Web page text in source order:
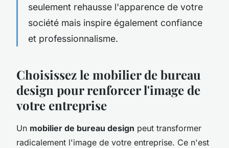
seulement rehausse l'apparence de votre
société mais inspire également confiance
et professionnalisme.
Choisissez le mobilier de bureau
design pour renforcer l'image de
votre entreprise
Un mobilier de bureau design peut transformer
radicalement l'image de votre entreprise. Ce n'est